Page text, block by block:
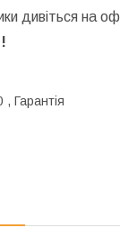
дивіться на
Гарантія